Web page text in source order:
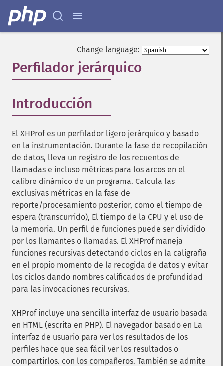
Change language:
Perfilador jerárquico
Introducción
El XHProf es un perfilador ligero jerárquico y basado
en la instrumentación. Durante la fase de recopilación
de datos, lleva un registro de los recuentos de
llamadas e incluso métricas para los arcos en el
calibre dinámico de un programa. Calcula las
exclusivas métricas en la fase de
reporte/procesamiento posterior, como el tiempo de
espera (transcurrido), El tiempo de la CPU y el uso de
la memoria. Un perfil de funciones puede ser dividido
por los llamantes o llamadas. El XHProf maneja
funciones recursivas detectando ciclos en la caligrafía
en el propio momento de la recogida de datos y evitar
los ciclos dando nombres calificados de profundidad
para las invocaciones recursivas.
XHProf incluye una sencilla interfaz de usuario basada
en HTML (escrita en PHP). El navegador basado en La
interfaz de usuario para ver los resultados de los
perfiles hace que sea fácil ver los resultados o
compartirlos. con los compañeros. También se admite